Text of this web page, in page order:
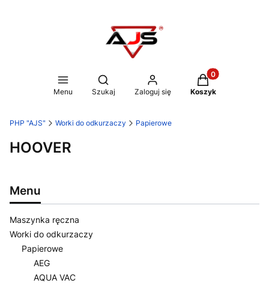
Menu
Otwórz wyszukiwarkę
Szukaj Zaloguj się
Produkty w
Koszyk
PHP "AJS" Worki do odkurzaczy Papierowe
HOOVER
Menu
Maszynka ręczna
Worki do odkurzaczy
Papierowe
AEG
AQUA VAC